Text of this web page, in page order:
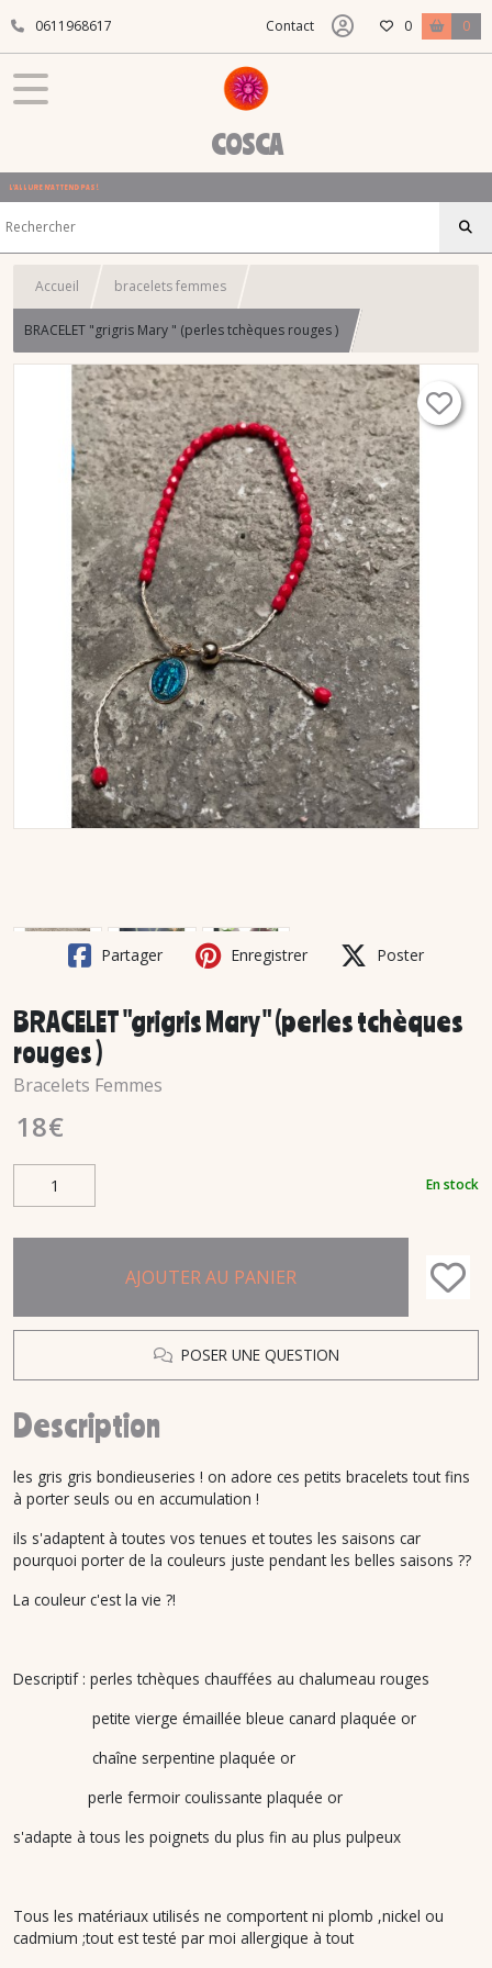
0611968617 Contact 0 0
COSCA
L'ALLURE N'ATTEND PAS !
Accueil bracelets femmes
BRACELET "grigris Mary " (perles tchèques rouges )
Partager Enregistrer Poster
BRACELET "grigris Mary " (perles tchèques
rouges )
Bracelets Femmes
18€
En stock
AJOUTER AU PANIER
POSER UNE QUESTION
Description
les gris gris bondieuseries ! on adore ces petits bracelets tout fins
à porter seuls ou en accumulation !
ils s'adaptent à toutes vos tenues et toutes les saisons car
pourquoi porter de la couleurs juste pendant les belles saisons ??
La couleur c'est la vie ?!
Descriptif : perles tchèques chauffées au chalumeau rouges
petite vierge émaillée bleue canard plaquée or
chaîne serpentine plaquée or
perle fermoir coulissante plaquée or
s'adapte à tous les poignets du plus fin au plus pulpeux
Tous les matériaux utilisés ne comportent ni plomb ,nickel ou
cadmium ;tout est testé par moi allergique à tout